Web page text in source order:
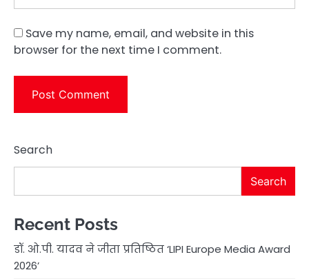
Save my name, email, and website in this
browser for the next time I comment.
Search
Search
Recent Posts
डॉ. ओ.पी. यादव ने जीता प्रतिष्ठित ‘LIPI Europe Media Award
2026’